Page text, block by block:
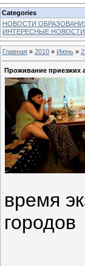
Categories
НОВОСТИ
ИНТЕРЕСНЫЕ НОВОСТИ
Главная » 2010 » Июнь »
Проживание приезжих
время
городов